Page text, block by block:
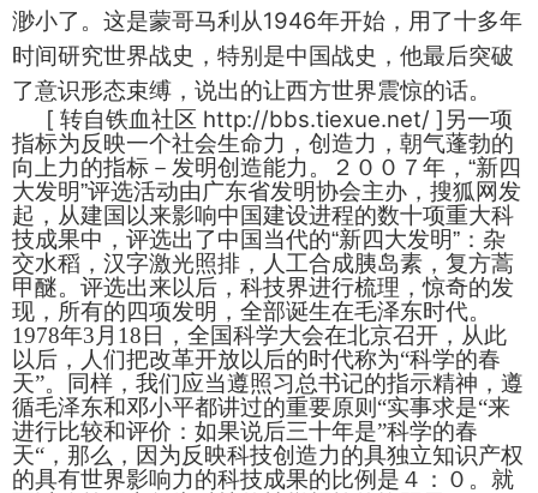
渺小了。这是蒙哥马利从1946年开始，用了十多年
时间研究世界战史，特别是中国战史，他最后突破
了意识形态束缚，说出的让西方世界震惊的话。
[ 转自铁血社区 http://bbs.tiexue.net/ ] 另一项
指标为反映一个社会生命力，创造力，朝气蓬勃的
向上力的指标－发明创造能力。２００７年， “新四
大发明”评选活动由广东省发明协会主办，搜狐网发
起，从建国以来影响中国建设进程的数十项重大科
技成果中，评选出了中国当代的“新四大发明” ：杂
交水稻，汉字激光照排，人工合成胰岛素，复方蒿
甲醚。评选出来以后，科技界进行梳理，惊奇的发
现，所有的四项发明，全部诞生在毛泽东时代。
1978年3 月 18 日，全国科学大会在北京召开，从此
以后，人们把改革开放以后的时代称为“科学的春
天”。同样，我们应当遵照习总书记的指示精神，遵
循毛泽东和邓小平都讲过的重要原则“实事求是“来
进行比较和评价：如果说后三十年是”科学的春
天“，那么，因为反映科技创造力的具独立知识产权
的具有世界影响力的科技成果的比例是４：０。就